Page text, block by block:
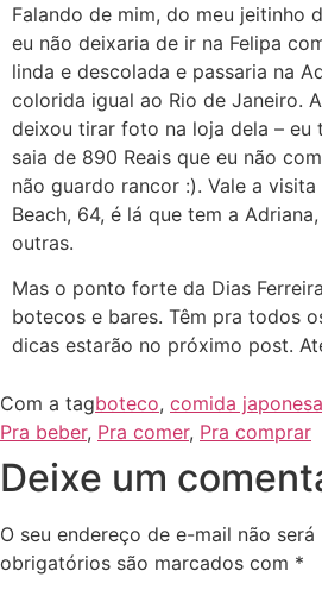
Falando de mim, do meu jeitinho
eu não deixaria de ir na Felipa
linda e descolada e passaria na
colorida igual ao Rio de Janeiro.
deixou tirar foto na loja dela – eu
saia de 890 Reais que eu não
não guardo rancor :). Vale a visita
Beach, 64, é lá que tem a
outras.
Mas o ponto forte da Dias
botecos e bares. Têm pra todos
dicas estarão no próximo post.
Com a tagboteco, comida japonesa
Pra beber, Pra comer, Pra comprar
Deixe um
O seu endereço de e-mail não
obrigatórios são marcados com *